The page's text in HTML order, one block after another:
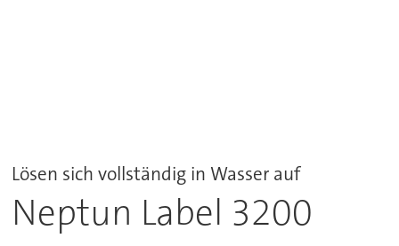
Lösen sich vollständig in Wasser auf
Neptun Label 3200